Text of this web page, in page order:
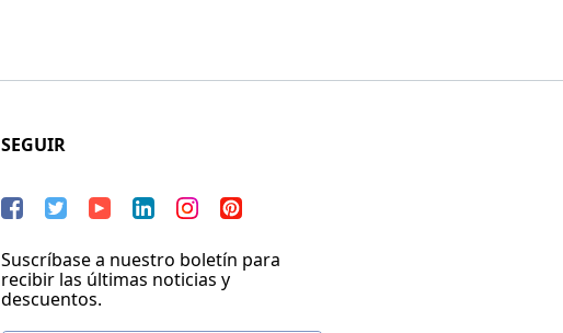
SEGUIR
Suscríbase a nuestro boletín para
recibir las últimas noticias y
descuentos.